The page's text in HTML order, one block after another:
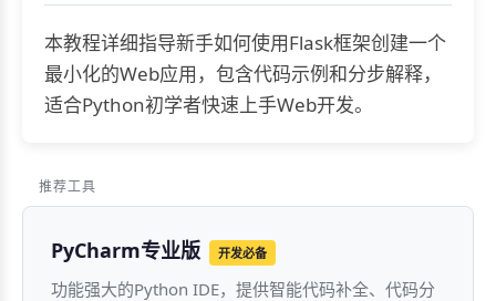
本教程详细指导新手如何使用Flask框架创建一个
最小化的Web应用，包含代码示例和分步解释，
适合Python初学者快速上手Web开发。
推荐工具
PyCharm专业版 开发必备
功能强大的Python IDE，提供智能代码补全、代码分